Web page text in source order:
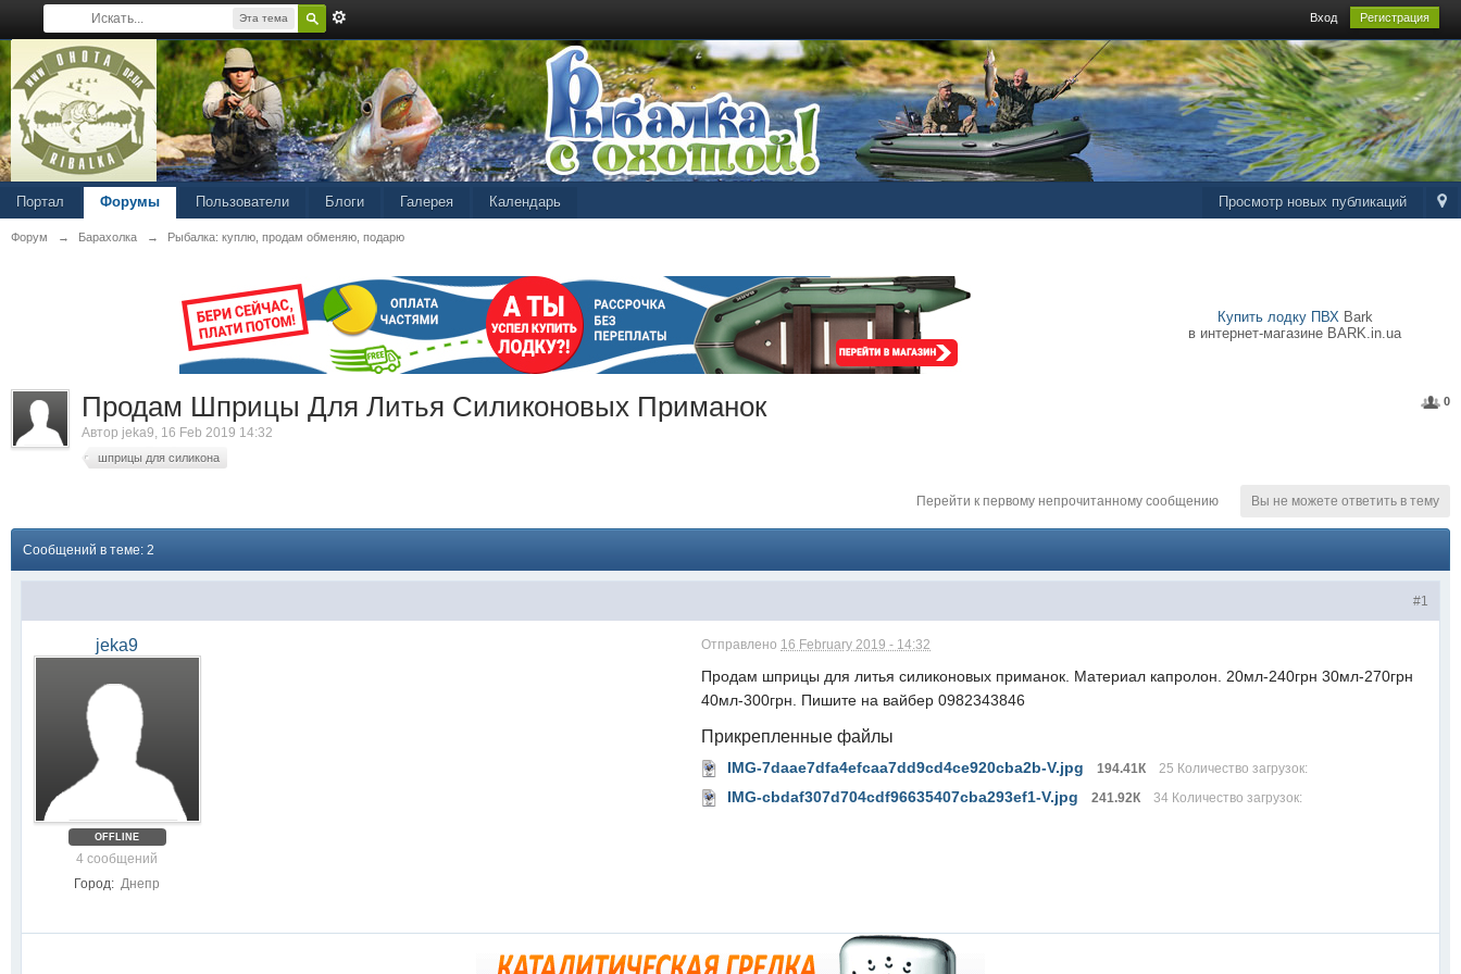
Эта тема Вход Регистрация
Просмотр новых публикаций
Портал Форумы Пользователи Блоги Галерея Календарь
Форум → Барахолка → Рыбалка: куплю, продам обменяю, подарю
Купить лодку ПВХBark
в интернет-магазине BARK.in.ua
0
Продам Шприцы Для Литья Силиконовых Приманок
Автор jeka9, 16 Feb 2019 14:32
шприцы для силикона
Вы не можете ответить в тему
Перейти к первому непрочитанному сообщению
Сообщений в теме: 2
#1
jeka9
OFFLINE
4 сообщений
Город: Днепр
Отправлено 16 February 2019 - 14:32
Продам шприцы для литья силиконовых приманок. Материал капролон. 20мл-240грн 30мл-270грн
40мл-300грн. Пишите на вайбер 0982343846
Прикрепленные файлы
IMG-7daae7dfa4efcaa7dd9cd4ce920cba2b-V.jpg 194.41К 25 Количество загрузок:
IMG-cbdaf307d704cdf96635407cba293ef1-V.jpg 241.92К 34 Количество загрузок: